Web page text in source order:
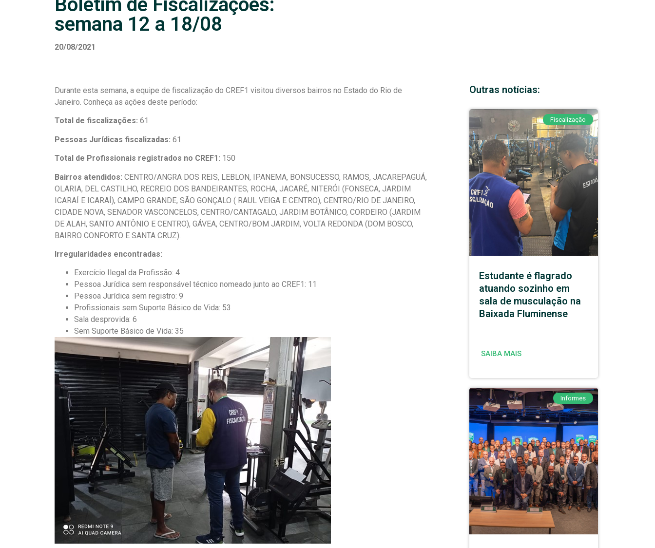
Boletim de Fiscalizações:
semana 12 a 18/08
20/08/2021
Durante esta semana, a equipe de fiscalização do CREF1 visitou diversos bairros no Estado do Rio de
Janeiro. Conheça as ações deste período:
Total de fiscalizações: 61
Pessoas Jurídicas fiscalizadas: 61
Total de Profissionais registrados no CREF1: 150
Bairros atendidos: CENTRO/ANGRA DOS REIS, LEBLON, IPANEMA, BONSUCESSO, RAMOS, JACAREPAGUÁ,
OLARIA, DEL CASTILHO, RECREIO DOS BANDEIRANTES, ROCHA, JACARÉ, NITERÓI (FONSECA, JARDIM
ICARAÍ E ICARAÍ), CAMPO GRANDE, SÃO GONÇALO ( RAUL VEIGA E CENTRO), CENTRO/RIO DE JANEIRO,
CIDADE NOVA, SENADOR VASCONCELOS, CENTRO/CANTAGALO, JARDIM BOTÂNICO, CORDEIRO (JARDIM
DE ALAH, SANTO ANTÔNIO E CENTRO), GÁVEA, CENTRO/BOM JARDIM, VOLTA REDONDA (DOM BOSCO,
BAIRRO CONFORTO E SANTA CRUZ).
Irregularidades encontradas:
Exercício Ilegal da Profissão: 4
Pessoa Jurídica sem responsável técnico nomeado junto ao CREF1: 11
Pessoa Jurídica sem registro: 9
Profissionais sem Suporte Básico de Vida: 53
Sala desprovida: 6
Sem Suporte Básico de Vida: 35
Outras notícias:
Fiscalização
Estudante é flagrado
atuando sozinho em
sala de musculação na
Baixada Fluminense
SAIBA MAIS
Informes